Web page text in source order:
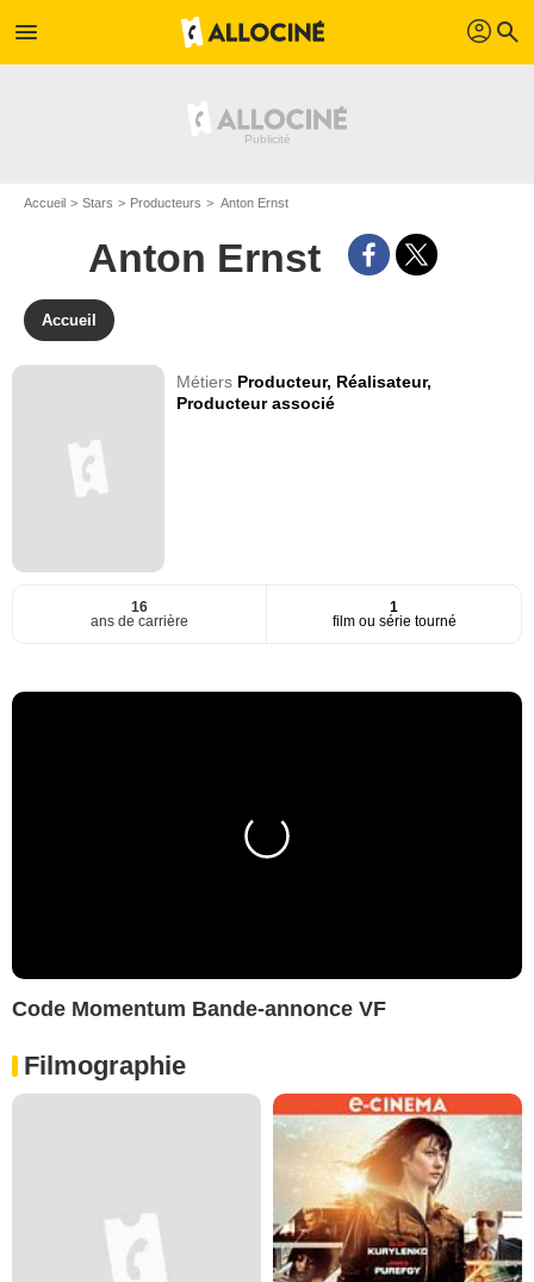
menu profil search
Accueil Stars Producteurs Anton Ernst
Anton Ernst
Accueil
Métiers Producteur, Réalisateur,
Producteur associé
16
ans de carrière
1
film ou série tourné
Code Momentum Bande-annonce VF
Filmographie